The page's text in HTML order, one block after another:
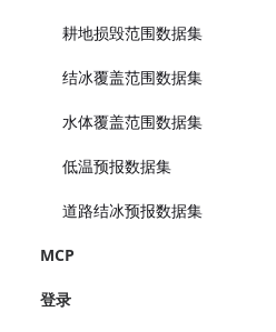
耕地损毁范围数据集
结冰覆盖范围数据集
水体覆盖范围数据集
低温预报数据集
道路结冰预报数据集
MCP
登录